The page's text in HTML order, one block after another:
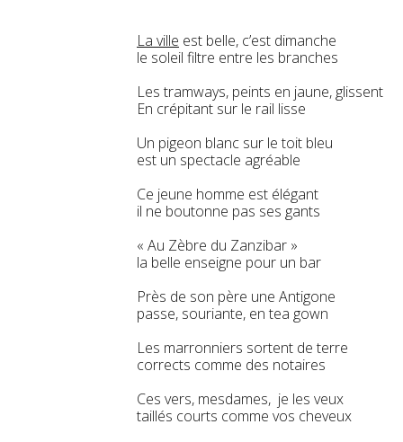
La ville est belle, c’est dimanche
le soleil filtre entre les branches
Les tramways, peints en jaune, glissent
En crépitant sur le rail lisse
Un pigeon blanc sur le toit bleu
est un spectacle agréable
Ce jeune homme est élégant
il ne boutonne pas ses gants
« Au Zèbre du Zanzibar »
la belle enseigne pour un bar
Près de son père une Antigone
passe, souriante, en tea gown
Les marronniers sortent de terre
corrects comme des notaires
Ces vers, mesdames, je les veux
taillés courts comme vos cheveux